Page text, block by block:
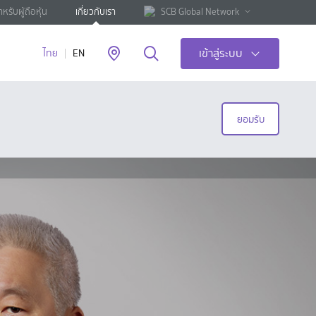
หรับผู้ถือหุ้น เกี่ยวกับเรา SCB Global Network
ไทย EN เข้าสู่ระบบ
ยอมรับ